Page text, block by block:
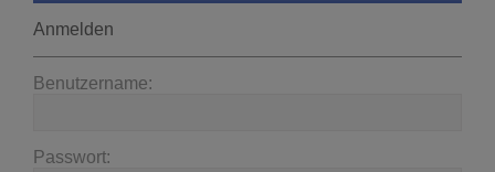
Anmelden
Benutzername:
Passwort: